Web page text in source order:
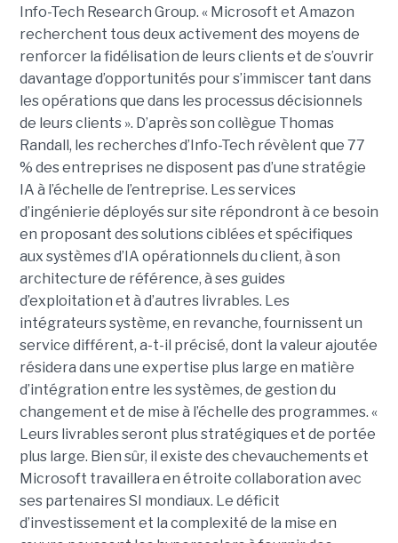
Info-Tech Research Group. « Microsoft et Amazon
recherchent tous deux activement des moyens de
renforcer la fidélisation de leurs clients et de s’ouvrir
davantage d’opportunités pour s’immiscer tant dans
les opérations que dans les processus décisionnels
de leurs clients ». D’après son collègue Thomas
Randall, les recherches d’Info-Tech révèlent que 77
% des entreprises ne disposent pas d’une stratégie
IA à l’échelle de l’entreprise. Les services
d’ingénierie déployés sur site répondront à ce besoin
en proposant des solutions ciblées et spécifiques
aux systèmes d’IA opérationnels du client, à son
architecture de référence, à ses guides
d’exploitation et à d’autres livrables. Les
intégrateurs système, en revanche, fournissent un
service différent, a-t-il précisé, dont la valeur ajoutée
résidera dans une expertise plus large en matière
d’intégration entre les systèmes, de gestion du
changement et de mise à l’échelle des programmes. «
Leurs livrables seront plus stratégiques et de portée
plus large. Bien sûr, il existe des chevauchements et
Microsoft travaillera en étroite collaboration avec
ses partenaires SI mondiaux. Le déficit
d’investissement et la complexité de la mise en